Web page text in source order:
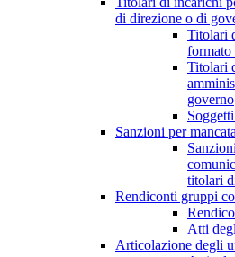
di direzione o di
Titolari
formato
Titolari
governo
Sanzioni per
titolari
Rendiconti gruppi
Atti
Articolazione degli